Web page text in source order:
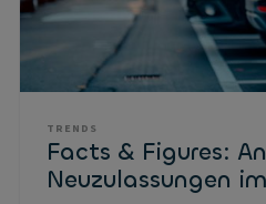
TRENDS
Facts & Figures:
Neuzulassungen